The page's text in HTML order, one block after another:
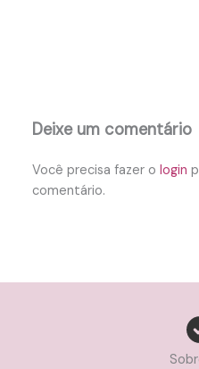
Deixe um comentário
Você precisa fazer ologin
comentário.